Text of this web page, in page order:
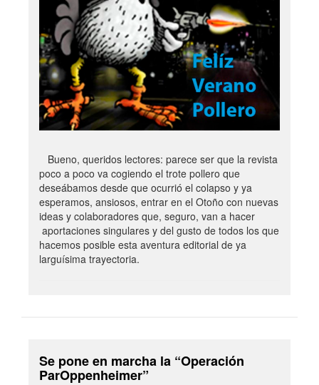
Bueno, queridos lectores: parece ser que la revista
poco a poco va cogiendo el trote pollero que
deseábamos desde que ocurrió el colapso y ya
esperamos, ansiosos, entrar en el Otoño con nuevas
ideas y colaboradores que, seguro, van a hacer
aportaciones singulares y del gusto de todos los que
hacemos posible esta aventura editorial de ya
larguísima trayectoria.
Se pone en marcha la “Operación
ParOppenheimer”